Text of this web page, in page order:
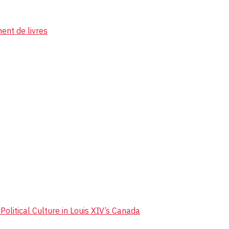
de livres
Culture in Louis XIV’s Canada